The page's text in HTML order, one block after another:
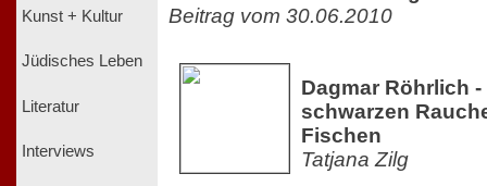
Kunst + Kultur
Jüdisches Leben
Literatur
Interviews
Beitrag vom 30.06.2010
Dagmar Röhrlich
schwarzen
Fischen
Tatjana Zilg